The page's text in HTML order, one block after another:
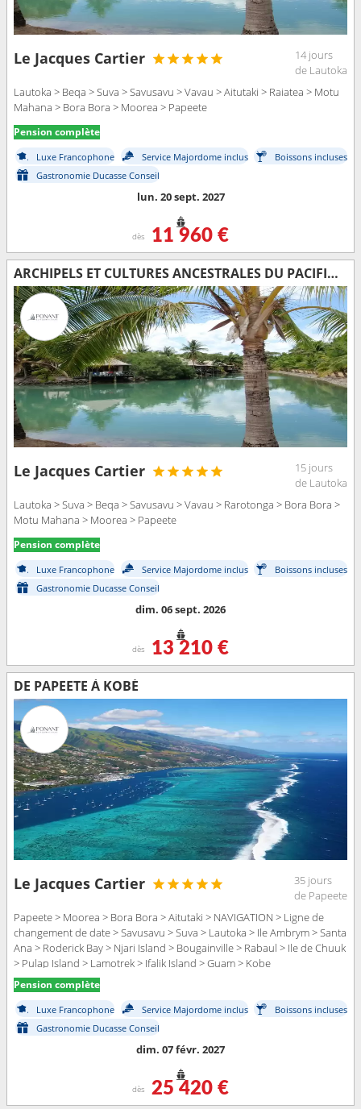
Le Jacques Cartier
14 jours
de Lautoka
Lautoka > Beqa > Suva > Savusavu > Vavau > Aitutaki > Raiatea > Motu
Mahana > Bora Bora > Moorea > Papeete
Pension complète
Luxe Francophone Service Majordome inclus
Boissons incluses
Gastronomie Ducasse Conseil
lun. 20 sept. 2027
dès 11 960 €
ARCHIPELS ET CULTURES ANCESTRALES DU PACIFIQUE SUD
Le Jacques Cartier
15 jours
de Lautoka
Lautoka > Suva > Beqa > Savusavu > Vavau > Rarotonga > Bora Bora >
Motu Mahana > Moorea > Papeete
Pension complète
Luxe Francophone Service Majordome inclus
Boissons incluses
Gastronomie Ducasse Conseil
dim. 06 sept. 2026
dès 13 210 €
DE PAPEETE À KOBÉ
Le Jacques Cartier
35 jours
de Papeete
Papeete > Moorea > Bora Bora > Aitutaki > NAVIGATION > Ligne de
changement de date > Savusavu > Suva > Lautoka > Ile Ambrym > Santa
Ana > Roderick Bay > Njari Island > Bougainville > Rabaul > Ile de Chuuk
> Pulap Island > Lamotrek > Ifalik Island > Guam > Kobe
Pension complète
Luxe Francophone Service Majordome inclus
Boissons incluses
Gastronomie Ducasse Conseil
dim. 07 févr. 2027
dès 25 420 €